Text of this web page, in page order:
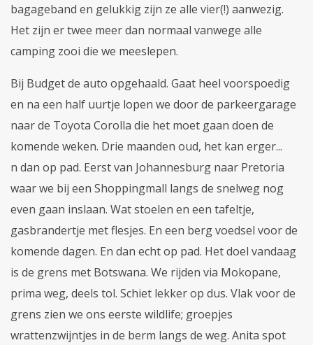
bagageband en gelukkig zijn ze alle vier(!) aanwezig.
Het zijn er twee meer dan normaal vanwege alle
camping zooi die we meeslepen.
Bij Budget de auto opgehaald. Gaat heel voorspoedig
en na een half uurtje lopen we door de parkeergarage
naar de Toyota Corolla die het moet gaan doen de
komende weken. Drie maanden oud, het kan erger...
n dan op pad. Eerst van Johannesburg naar Pretoria
waar we bij een Shoppingmall langs de snelweg nog
even gaan inslaan. Wat stoelen en een tafeltje,
gasbrandertje met flesjes. En een berg voedsel voor de
komende dagen. En dan echt op pad. Het doel vandaag
is de grens met Botswana. We rijden via Mokopane,
prima weg, deels tol. Schiet lekker op dus. Vlak voor de
grens zien we ons eerste wildlife; groepjes
wrattenzwijntjes in de berm langs de weg. Anita spot